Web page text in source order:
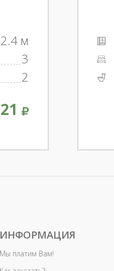
м
3
2
ИНФОРМАЦИЯ
Мы платим Вам!